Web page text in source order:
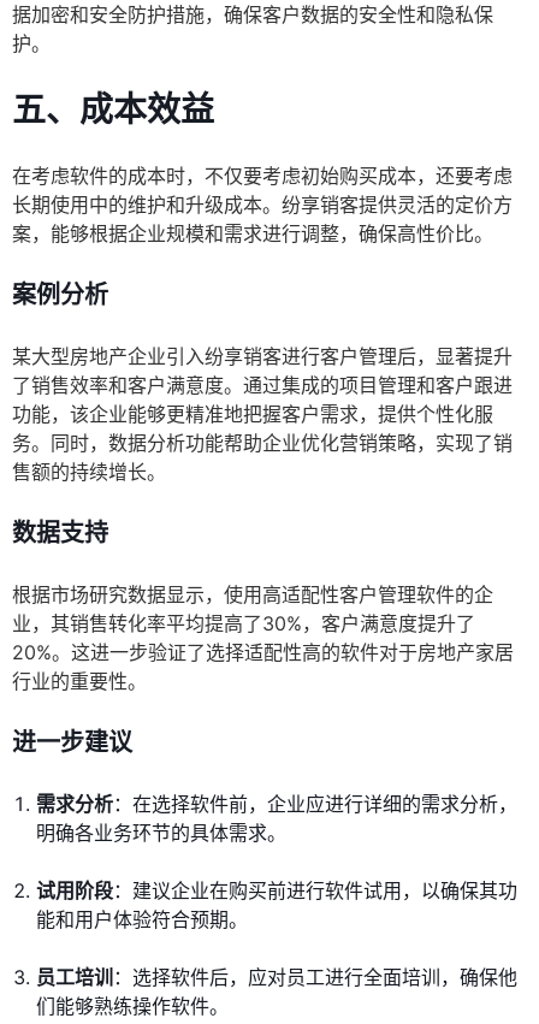
据加密和安全防护措施，确保客户数据的安全性和隐私保
护。
五、成本效益
在考虑软件的成本时，不仅要考虑初始购买成本，还要考虑
长期使用中的维护和升级成本。纷享销客提供灵活的定价方
案，能够根据企业规模和需求进行调整，确保高性价比。
案例分析
某大型房地产企业引入纷享销客进行客户管理后，显著提升
了销售效率和客户满意度。通过集成的项目管理和客户跟进
功能，该企业能够更精准地把握客户需求，提供个性化服
务。同时，数据分析功能帮助企业优化营销策略，实现了销
售额的持续增长。
数据支持
根据市场研究数据显示，使用高适配性客户管理软件的企
业，其销售转化率平均提高了30%，客户满意度提升了
20%。这进一步验证了选择适配性高的软件对于房地产家居
行业的重要性。
进一步建议
需求分析：在选择软件前，企业应进行详细的需求分析，
明确各业务环节的具体需求。
试用阶段：建议企业在购买前进行软件试用，以确保其功
能和用户体验符合预期。
员工培训 ：选择软件后，应对员工进行全面培训，确保他
们能够熟练操作软件。